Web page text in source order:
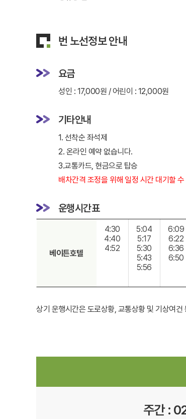
번 노선정보 안내
요금
성인 : 17,000원 / 어린이 : 12,000원
기타안내
1. 선착순 좌석제
2. 온라인 예약 없습니다.
3.교통카드, 현금으로 탑승
배차간격 조정을 위해 일정 시간 대기할
운행시간표
베이튼호텔
4:30
4:40
4:52
5:04
5:17
5:30
5:43
5:56
6:09
6:22
6:36
6:50
상기 운행시간은 도로상황, 교통상황 및 기상여
주간 :